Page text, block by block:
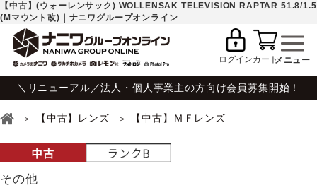
【中古】(ウォーレンサック) WOLLENSAK TELEVISION RAPTAR 51.8/1.5
(Mマウント改)｜ナニワグループオンライン
ログインカート
＼リニューアル／法人・個人事業主の方向け会員募集開始！
【中古】レンズ 【中古】ＭＦレンズ
その他